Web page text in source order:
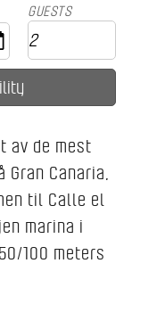
GUESTS
av de mest
Canaria,
til Calle el
marina i
100 meters